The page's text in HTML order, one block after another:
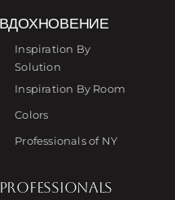
ВДОХНОВЕНИЕ
Inspiration By
Solution
Inspiration By Room
Colors
Professionals of NY
PROFESSIONALS